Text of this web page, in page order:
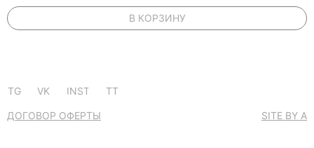
В КОРЗИНУ
ДОГОВОР ОФЕРТЫ SITE BY A
TG INST
VK TT